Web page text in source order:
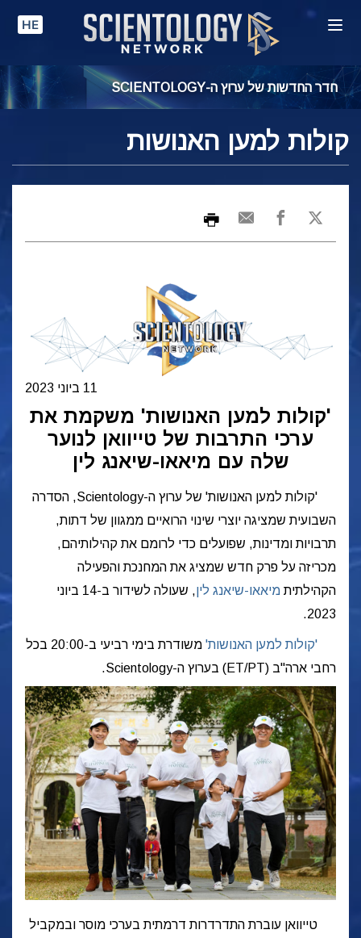
HE
חדר החדשות של ערוץ ה-SCIENTOLOGY
קולות למען האנושות
11 ביוני 2023
'קולות למען האנושות' משקמת את
ערכי התרבות של טייוואן לנוער
שלה עם מיאאו-שיאנג לין
'קולות למען האנושות' של ערוץ ה-Scientology, הסדרה
השבועית שמציגה יוצרי שינוי הרואיים ממגוון של דתות,
תרבויות ומדינות, שפועלים כדי לרומם את קהילותיהם,
מכריזה על פרק חדש שמציג את המחנכת והפעילה
הקהילתית מיאאו-שיאנג לין,
שעולה לשידור ב-14 ביוני
2023.
'קולות למען האנושות'
משודרת בימי רביעי ב-20:00 בכל
רחבי ארה"ב (ET/PT) בערוץ ה-Scientology.
טייוואן עוברת התדרדרות דרמתית בערכי מוסר ובמקביל